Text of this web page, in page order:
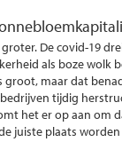
De covid-19
als boze wolk
groot, maar dat
tijdig
het er op aan om
juiste plaats